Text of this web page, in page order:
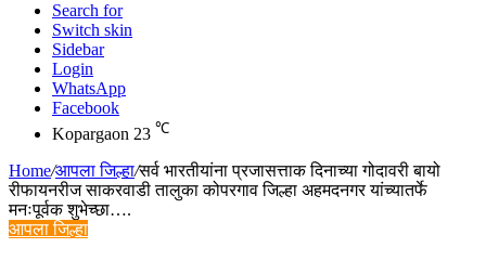
Search for
Switch skin
Sidebar
Login
WhatsApp
Facebook
Kopargaon 23 ℃
Home/आपला जिल्हा/सर्व भारतीयांना प्रजासत्ताक दिनाच्या गोदावरी बायो
रीफायनरीज साकरवाडी तालुका कोपरगाव जिल्हा अहमदनगर यांच्यातर्फे
मनःपूर्वक शुभेच्छा….
आपला जिल्हा